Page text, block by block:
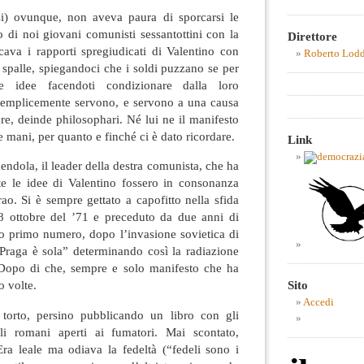
ovunque, non aveva paura di sporcarsi le
di noi giovani comunisti sessantottini con la
i rapporti spregiudicati di Valentino con
spiegandoci che i soldi puzzano se per
idee facendoti condizionare dalla loro
servono, e servono a una causa
deinde philosophari. Né lui ne il manifesto
mani, per quanto e finché ci è dato ricordare.
il leader della destra comunista, che ha
le idee di Valentino fossero in consonanza
Si è sempre gettato a capofitto nella sfida
ottobre del ’71 e preceduto da due anni di
primo numero, dopo l’invasione sovietica di
è sola” determinando così la radiazione
di che, sempre e solo manifesto che ha
volte.
torto, persino pubblicando un libro con gli
aperti ai fumatori. Mai scontato,
leale ma odiava la fedeltà (“fedeli sono i
Direttore
Roberto
Link
Sito
Accedi